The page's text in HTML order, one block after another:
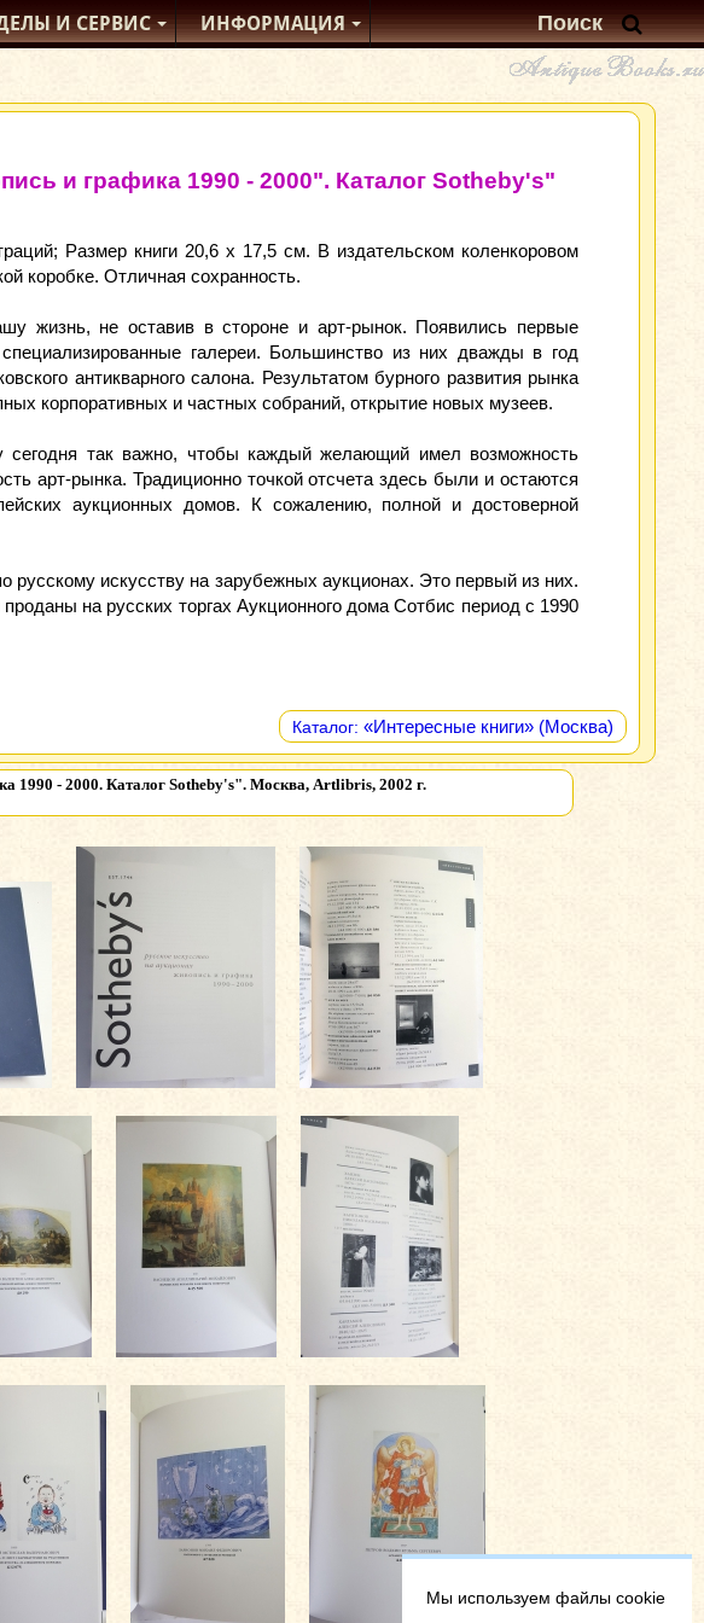
И СЕРВИС ИНФОРМАЦИЯ
и графика 1990 - 2000". Каталог Sotheby's"
Размер книги 20,6 х 17,5 см. В издательском коленкоровом
коробке. Отличная сохранность.
жизнь, не оставив в стороне и арт-рынок. Появились первые
галереи. Большинство из них дважды в год
антикварного салона. Результатом бурного развития рынка
корпоративных и частных собраний, открытие новых музеев.
сегодня так важно, чтобы каждый желающий имел возможность
арт-рынка. Традиционно точкой отсчета здесь были и остаются
аукционных домов. К сожалению, полной и достоверной
русскому искусству на зарубежных аукционах. Это первый из них.
на русских торгах Аукционного дома Сотбис период с 1990
Каталог: «Интересные книги» (Москва)
1990 - 2000. Каталог Sotheby's". Москва, Artlibris, 2002 г.
Мы используем файлы cookie